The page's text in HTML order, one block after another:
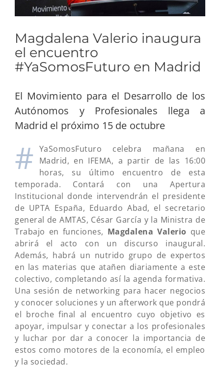
Magdalena Valerio inaugura
el encuentro
#YaSomosFuturo en Madrid
El Movimiento para el Desarrollo de los
Autónomos y Profesionales llega a
Madrid el próximo 15 de octubre
# YaSomosFuturo celebra mañana en
Madrid, en IFEMA, a partir de las 16:00
horas, su último encuentro de esta
temporada. Contará con una Apertura
Institucional donde intervendrán el presidente
de UPTA España, Eduardo Abad, el secretario
general de AMTAS, César García y la Ministra de
Trabajo en funciones, Magdalena Valerio que
abrirá el acto con un discurso inaugural.
Además, habrá un nutrido grupo de expertos
en las materias que atañen diariamente a este
colectivo, completando así la agenda formativa.
Una sesión de networking para hacer negocios
y conocer soluciones y un afterwork que pondrá
el broche final al encuentro cuyo objetivo es
apoyar, impulsar y conectar a los profesionales
y luchar por dar a conocer la importancia de
estos como motores de la economía, el empleo
y la sociedad.